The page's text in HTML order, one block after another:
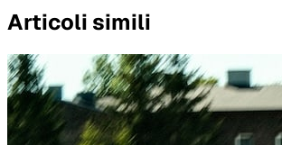
Articoli simili